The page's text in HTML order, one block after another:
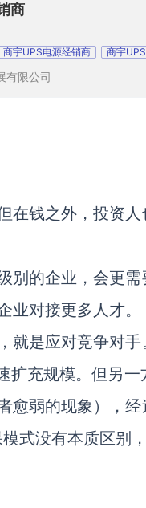
商
商宇UPS电源经销商 商宇
有限公司
在钱之外，投资
别的企业，会更
业对接更多人才。
就是应对竞争对
扩充规模。但另
愈弱的现象），
式没有本质区别